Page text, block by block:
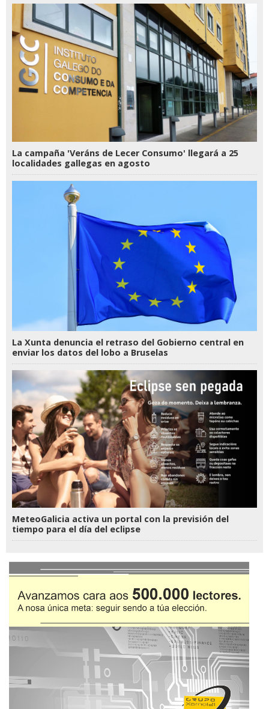
La campaña 'Veráns de Lecer Consumo' llegará a 25
localidades gallegas en agosto
La Xunta denuncia el retraso del Gobierno central en
enviar los datos del lobo a Bruselas
MeteoGalicia activa un portal con la previsión del
tiempo para el día del eclipse